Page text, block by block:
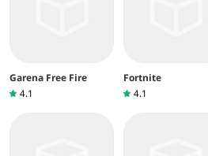
Garena Free Fire
4.1
Fortnite
4.1